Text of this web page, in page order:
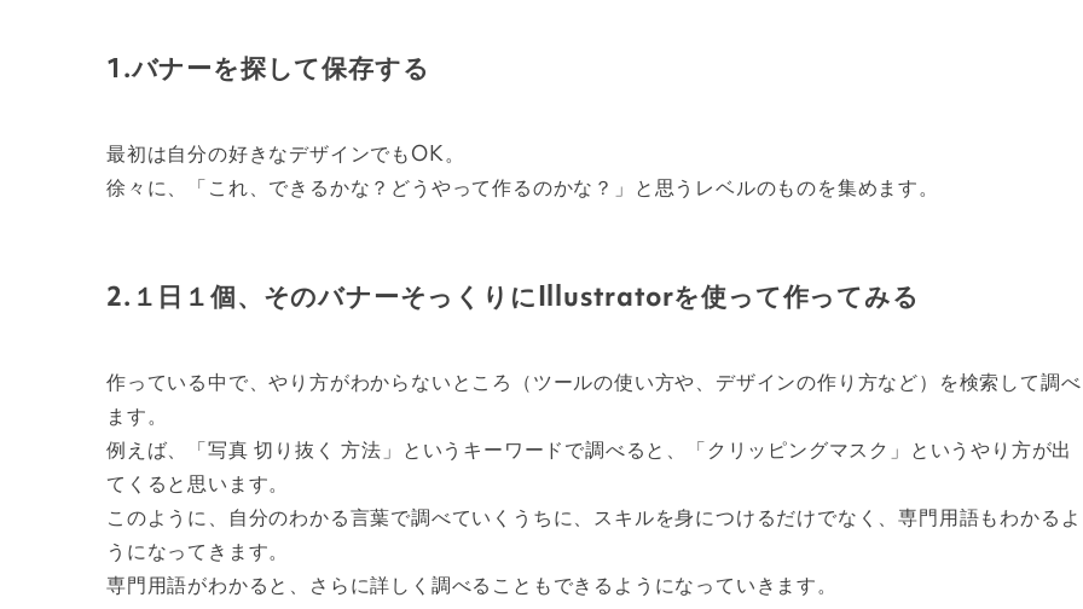
1.バナーを探して保存する
最初は自分の好きなデザインでもOK。
徐々に、「これ、できるかな？どうやって作るのかな？」と思うレベルのものを集めます。
2.１日１個、そのバナーそっくりにIllustratorを使って作ってみる
作っている中で、やり方がわからないところ（ツールの使い方や、デザインの作り方など）を検索して調べ
ます。
例えば、「写真 切り抜く 方法」というキーワードで調べると、「クリッピングマスク」というやり方が出
てくると思います。
このように、自分のわかる言葉で調べていくうちに、スキルを身につけるだけでなく、専門用語もわかるよ
うになってきます。
専門用語がわかると、さらに詳しく調べることもできるようになっていきます。